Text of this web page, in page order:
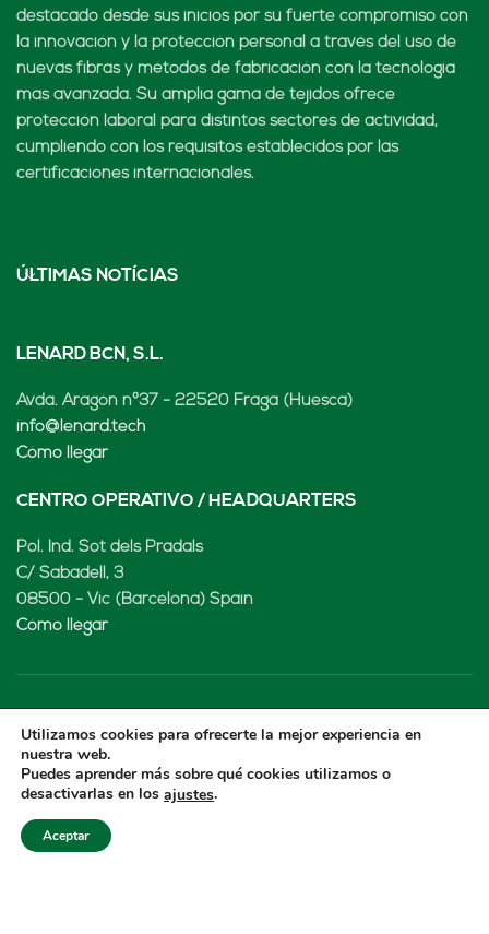
destacado desde sus inicios por su fuerte compromiso con
la innovación y la protección personal a través del uso de
nuevas fibras y métodos de fabricación con la tecnología
más avanzada. Su amplia gama de tejidos ofrece
protección laboral para distintos sectores de actividad,
cumpliendo con los requisitos establecidos por las
certificaciones internacionales.
ÚLTIMAS NOTÍCIAS
LENARD BCN, S.L.
Avda. Aragón nº37 - 22520 Fraga (Huesca)
info@lenard.tech
Cómo llegar
CENTRO OPERATIVO / HEADQUARTERS
Pol. Ind. Sot dels Pradals
C/ Sabadell, 3
08500 - Vic (Barcelona) Spain
Cómo llegar
Rio Atoyac 30. Parque Industrial Empresarial
Cuautlancingo
Cuautlancingo, 72730 Puebla (México)
+52 222 2319969
Utilizamos cookies para ofrecerte la mejor experiencia en
nuestra web.
Puedes aprender más sobre qué cookies utilizamos o
desactivarlas en los ajustes.
Aceptar